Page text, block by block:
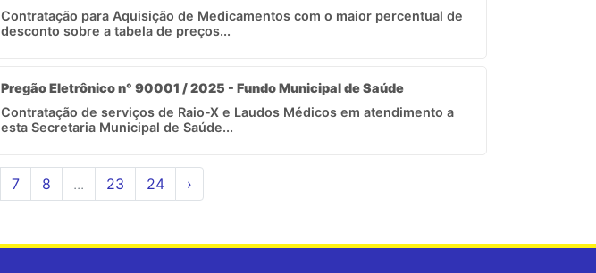
Contratação para Aquisição de Medicamentos com o maior percentual de
desconto sobre a tabela de preços...
Pregão Eletrônico n° 90001 / 2025 - Fundo Municipal de Saúde
Contratação de serviços de Raio-X e Laudos Médicos em atendimento a
esta Secretaria Municipal de Saúde...
7 8 ... 23 24 ›